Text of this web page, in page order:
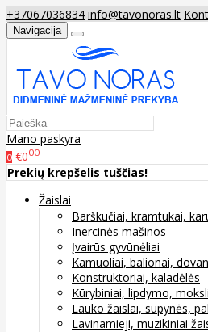
+37067036834 info@tavonoras.lt
Navigacija
Mano paskyra
0 €000
Prekių krepšelis tuščias!
Žaislai
Barškučiai, kramtukai,
Inercinės mašinos
Įvairūs gyvūnėliai
Kamuoliai, balionai,
Konstruktoriai, kaladėlės
Kūrybiniai, lipdymo,
Lauko žaislai, sūpynės,
Lavinamieji, muzikiniai